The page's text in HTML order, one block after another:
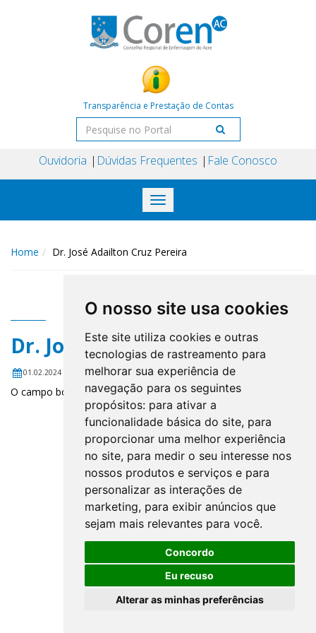
O nosso site usa cookies
Este site utiliza cookies e outras
tecnologias de rastreamento para
melhorar sua experiência de
navegação para os seguintes
propósitos: para ativar a
funcionalidade básica do site, para
proporcionar uma melhor experiência
no site, para medir o seu interesse nos
nossos produtos e serviços e para
personalizar as interações de
marketing, para exibir anúncios que
sejam mais relevantes para você.
Concordo
Eu recuso
Alterar as minhas preferências
Transparência e Prestação de Contas
Ouvidoria Dúvidas Frequentes Fale Conosco
Toggle
navigation
Home Dr. José Adailton Cruz Pereira
Dr. José Adailton Cruz Pereira
01.02.2024
O campo body não existe.